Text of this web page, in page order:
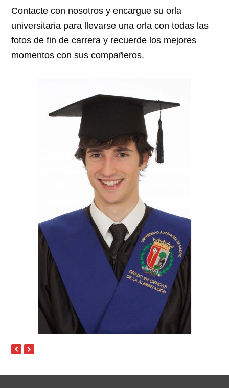
Contacte con nosotros y encargue su orla
universitaria para llevarse una orla con todas las
fotos de fin de carrera y recuerde los mejores
momentos con sus compañeros.